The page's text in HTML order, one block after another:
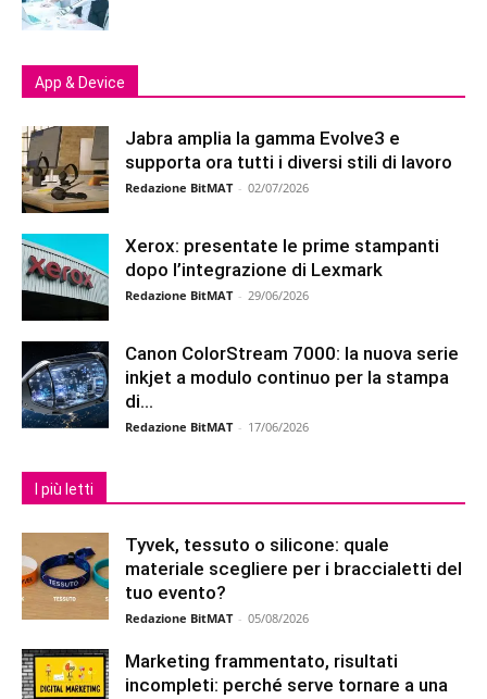
App & Device
Jabra amplia la gamma Evolve3 e
supporta ora tutti i diversi stili di lavoro
Redazione BitMAT - 02/07/2026
Xerox: presentate le prime stampanti
dopo l’integrazione di Lexmark
Redazione BitMAT - 29/06/2026
Canon ColorStream 7000: la nuova serie
inkjet a modulo continuo per la stampa
di...
Redazione BitMAT - 17/06/2026
I più letti
Tyvek, tessuto o silicone: quale
materiale scegliere per i braccialetti del
tuo evento?
Redazione BitMAT - 05/08/2026
Marketing frammentato, risultati
incompleti: perché serve tornare a una